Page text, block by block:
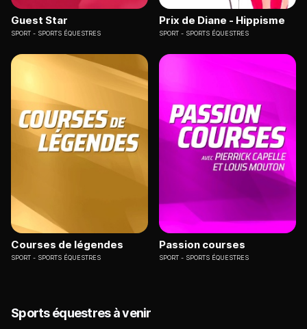
Guest Star
SPORT SPORTS ÉQUESTRES
Prix de Diane - Hippisme
SPORT SPORTS ÉQUESTRES
Courses de légendes
SPORT SPORTS ÉQUESTRES
Passion courses
SPORT SPORTS ÉQUESTRES
Sports équestres à venir